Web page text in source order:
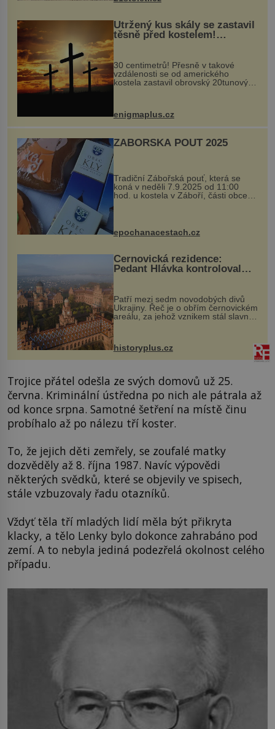
Utržený kus skály se zastavil
těsně před kostelem!
Ochránila ho boží síla?
30 centimetrů! Přesně v takové
vzdálenosti se od amerického
kostela zastavil obrovský 20tunový
...
enigmaplus.cz
ZÁBOŘSKÁ POUŤ 2025
Tradiční Zábořská pouť, která se
koná v neděli 7.9.2025 od 11:00
hod. u kostela v Záboří, části obce
Kly u Mělníka. V programu naleznete
komentovanou prohlídku kostela,
epochanacestach.cz
Černovická rezidence:
Pedant Hlávka kontroloval
Patří mezi sedm novodobých divů
Ukrajiny. Řeč je o obřím černovickém
areálu, za jehož vznikem stál slavný
český architekt Josef Hlávka. Ten si
na něm dal mimořádně záležet. Jeho
stavební plány by při ...
historyplus.cz
Trojice přátel odešla ze svých domovů už 25.
června. Kriminální ústředna po nich ale pátrala až
od konce srpna. Samotné šetření na místě činu
probíhalo až po nálezu tří koster.
To, že jejich děti zemřely, se zoufalé matky
dozvěděly až 8. října 1987. Navíc výpovědi
některých svědků, které se objevily ve spisech,
stále vzbuzovaly řadu otazníků.
Vždyť těla tří mladých lidí měla být přikryta
klacky, a tělo Lenky bylo dokonce zahrabáno pod
zemí. A to nebyla jediná podezřelá okolnost celého
případu.